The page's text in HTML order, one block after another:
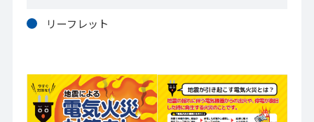
リーフレット